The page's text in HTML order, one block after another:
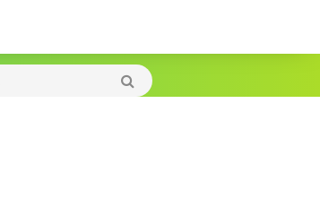
Thursday, 6 August